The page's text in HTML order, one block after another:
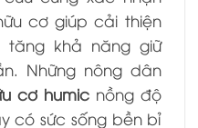
cơ giúp cải thiện
khả năng giữ
Những nông dân
cơ humicnồng độ
có sức sống bền bỉ